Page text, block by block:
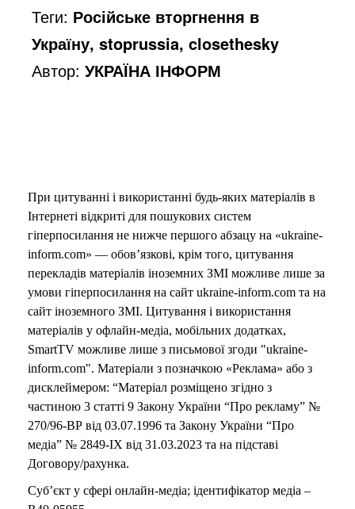
Теги: Російське вторгнення в
Україну, stoprussia, closethesky
Автор:УКРАЇНА ІНФОРМ
При цитуванні і використанні будь-яких матеріалів в
Інтернеті відкриті для пошукових систем
гіперпосилання не нижче першого абзацу на «ukraine-
inform.com» — обов’язкові, крім того, цитування
перекладів матеріалів іноземних ЗМІ можливе лише за
умови гіперпосилання на сайт ukraine-inform.com та на
сайт іноземного ЗМІ. Цитування і використання
матеріалів у офлайн-медіа, мобільних додатках,
SmartTV можливе лише з письмової згоди "ukraine-
inform.com". Матеріали з позначкою «Реклама» або з
дисклеймером: “Матеріал розміщено згідно з
частиною 3 статті 9 Закону України “Про рекламу” №
270/96-ВР від 03.07.1996 та Закону України “Про
медіа” № 2849-IX від 31.03.2023 та на підставі
Договору/рахунка.
Суб’єкт у сфері онлайн-медіа; ідентифікатор медіа –